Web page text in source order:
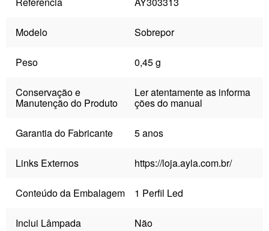
Modelo Sobrepor
Peso 0,45 g
Conservação e
Manutenção do Produto
Ler atentamente as informa
ções do manual
Garantia do Fabricante 5 anos
Links Externos https://loja.ayla.com.br/
Conteúdo da Embalagem 1 Perfil Led
Inclui Lâmpada Não